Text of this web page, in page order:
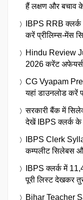
हैं लक्षण और बचाव
IBPS RRB क्लर्क
करें प्रीलिम्स-मेंस
Hindu Review
2026 करेंट अफेयर्स
CG Vyapam
यहां डाउनलोड करें
सरकारी बैंक में
देखें IBPS क्लर्क के
IBPS Clerk
कम्पलीट सिलेबस और
IBPS क्लर्क में
पूरी लिस्ट देखकर
Bihar Teacher